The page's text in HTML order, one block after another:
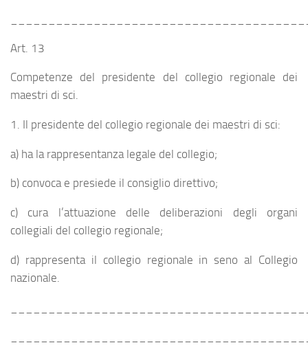
Art. 13
Competenze del presidente del collegio regionale dei
maestri di sci.
1. Il presidente del collegio regionale dei maestri di sci:
a) ha la rappresentanza legale del collegio;
b) convoca e presiede il consiglio direttivo;
c) cura l’attuazione delle deliberazioni degli organi
collegiali del collegio regionale;
d) rappresenta il collegio regionale in seno al Collegio
nazionale.